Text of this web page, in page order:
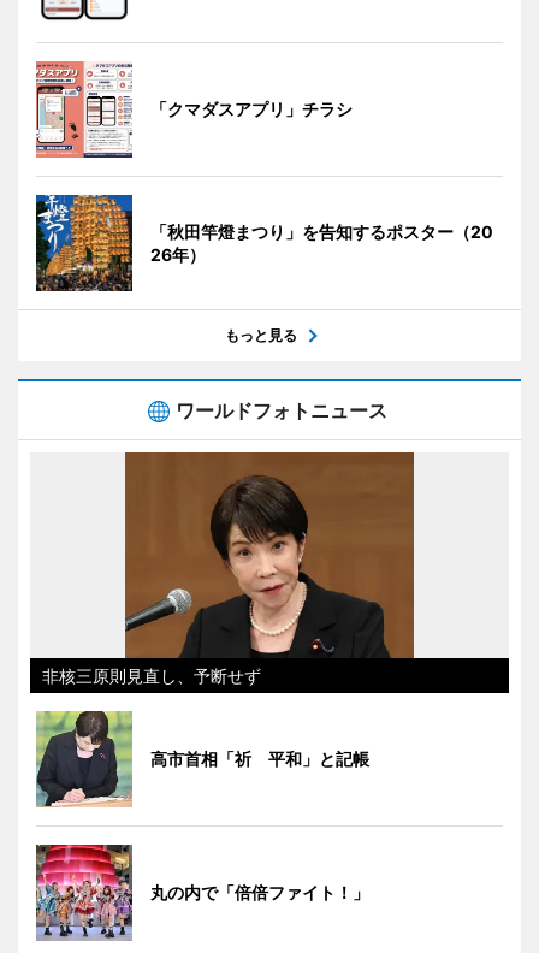
「クマダスアプリ」チラシ
「秋田竿燈まつり」を告知するポスター（20
26年）
もっと見る
ワールドフォトニュース
非核三原則見直し、予断せず
高市首相「祈 平和」と記帳
丸の内で「倍倍ファイト！」